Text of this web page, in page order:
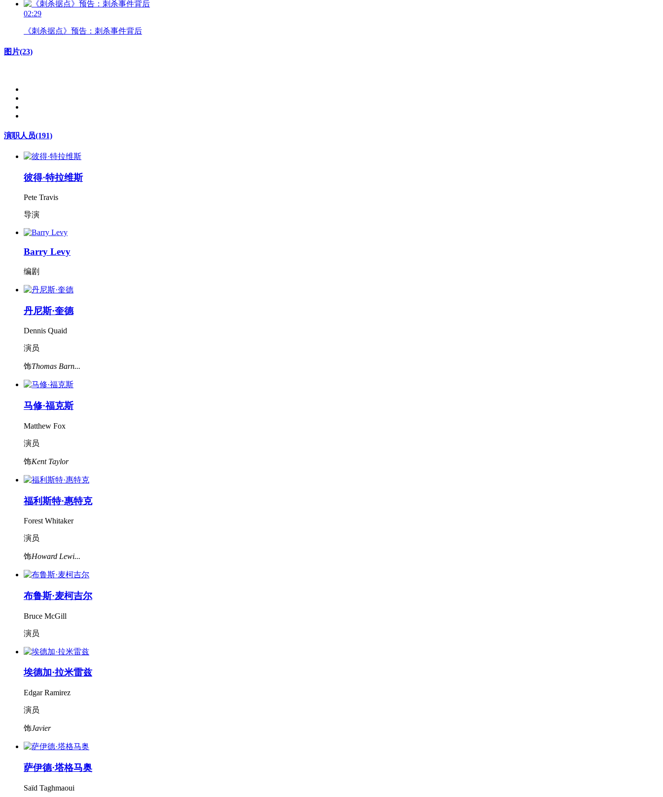
02:29
《刺杀据点》预告：刺杀事件背后
图片(23)
演职人员(191)
彼得·特拉维斯
Pete Travis
导演
Barry Levy
编剧
丹尼斯·奎德
Dennis Quaid
演员
饰Thomas Barn...
马修·福克斯
Matthew Fox
演员
饰Kent Taylor
福利斯特·惠特克
Forest Whitaker
演员
饰Howard Lewi...
布鲁斯·麦柯吉尔
Bruce McGill
演员
埃德加·拉米雷兹
Edgar Ramirez
演员
饰Javier
萨伊德·塔格马奥
Saïd Taghmaoui